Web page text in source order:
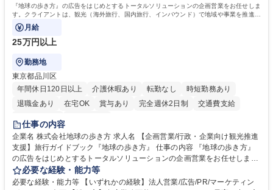
『地球の歩き方』の広告をはじめとするトータルソリューションの企画営業をお任せしま
す。クライアントは、観光（海外旅行、国内旅行、インバウンド）で地域や事業を推進し
たい国内外の行政や企業です。
月給
25万円以上
勤務地
東京都品川区
年間休日120日以上
介護休暇あり 転勤なし
時短勤務あり
退職金あり
在宅OK 賞与あり 完全週休2日制
交通費支給
駅近5分以内
仕事の内容
企業名 株式会社地球の歩き方 求人名 【企画営業/行政・企業向け観光推進
支援】旅行ガイドブック『地球の歩き方』 仕事の内容 『地球の歩き方』
の広告をはじめとするトータルソリューションの企画営業をお任せしま
す。クライアントは、観光（海外旅行、国内旅行、インバウンド）で地域
や事業を推進したい国内外の行政や企業です。 【業務詳細】■『地球の歩
必要な経験・能力等
必要な経験・能力等 【いずれかの経験】法人営業/広告/PR/マーケティン